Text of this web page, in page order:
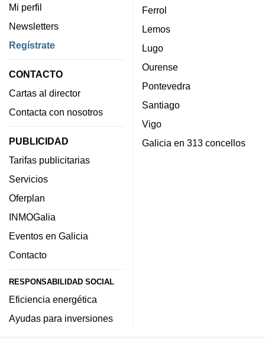
Mi perfil
Newsletters
Regístrate
CONTACTO
Cartas al director
Contacta con nosotros
PUBLICIDAD
Tarifas publicitarias
Servicios
Oferplan
INMOGalia
Eventos en Galicia
Contacto
RESPONSABILIDAD SOCIAL
Eficiencia energética
Ayudas para inversiones
Ferrol
Lemos
Lugo
Ourense
Pontevedra
Santiago
Vigo
Galicia en 313 concellos